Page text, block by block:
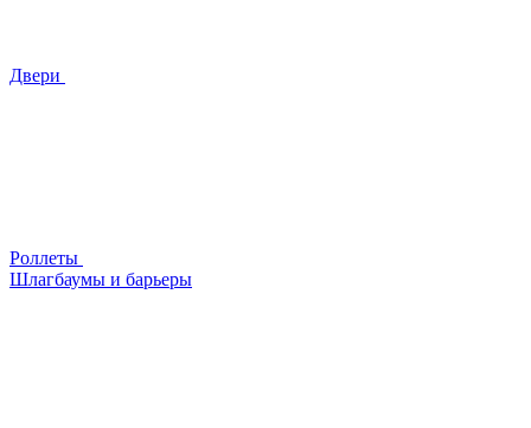
Двери
Роллеты
Шлагбаумы и барьеры